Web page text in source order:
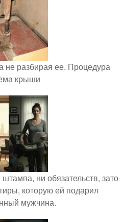
не разбирая ее. Процедура
крыши
ни обязательств, зато
которую ей подарил
мужчина.